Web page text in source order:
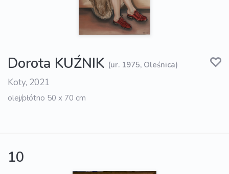
Dorota KUŹNIK (ur. 1975, Oleśnica)
Koty, 2021
olej/płótno 50 x 70 cm
10